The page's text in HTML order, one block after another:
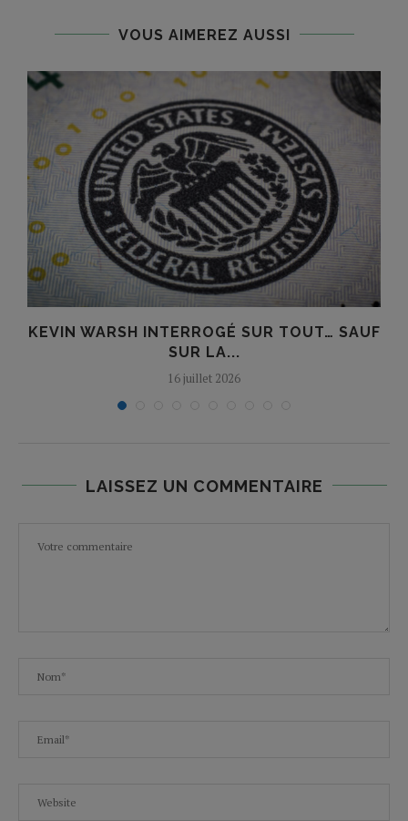
VOUS AIMEREZ AUSSI
KEVIN WARSH INTERROGÉ SUR TOUT… SAUF
SUR LA...
16 juillet 2026
LAISSEZ UN COMMENTAIRE